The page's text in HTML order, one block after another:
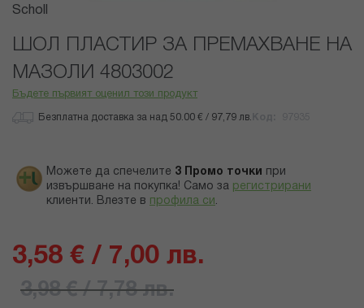
Преминете
началото
галерия
със
Scholl
ШОЛ ПЛАСТИР ЗА ПРЕМАХВАНЕ НА
МАЗОЛИ 4803002
Бъдете първият оценил този продукт
Безплатна доставка за над 50.00 € / 97,79 лв.
Можете да спечелите 3 Промо точки
при
извършване на покупка! Само за регистрирани
клиенти. Влезте в профила си .
3,58 € / 7,00 лв.
3,98 € / 7,78 лв.